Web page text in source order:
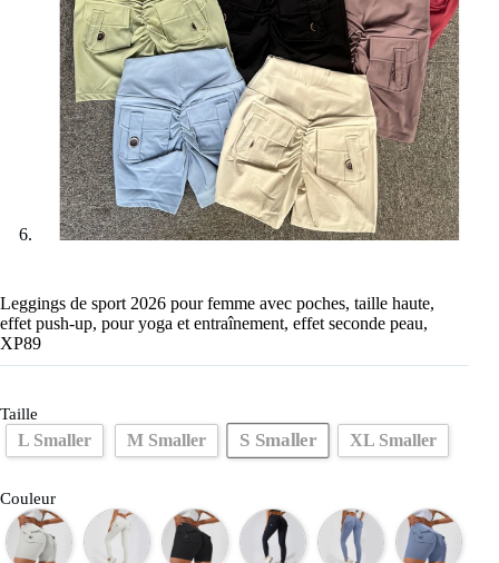
Leggings de sport 2026 pour femme avec poches, taille haute,
effet push-up, pour yoga et entraînement, effet seconde peau,
XP89
Taille
L Smaller M Smaller S Smaller XL Smaller
Couleur